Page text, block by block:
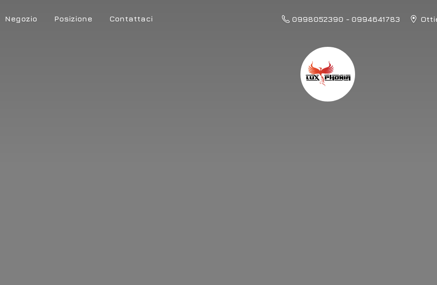
Negozio Posizione Contattaci 0998052390 - 0994641783